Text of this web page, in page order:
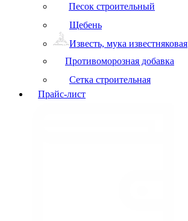
Песок строительный
Щебень
Известь, мука известняковая
Противоморозная добавка
Сетка строительная
Прайс-лист